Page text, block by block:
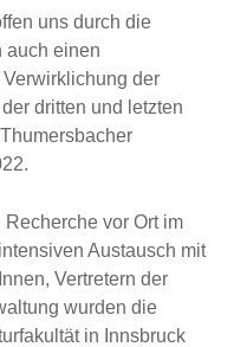
uns durch die
auch einen
der
dritten und letzten
vor Ort im
Austausch mit
Vertretern der
wurden die
in Innsbruck